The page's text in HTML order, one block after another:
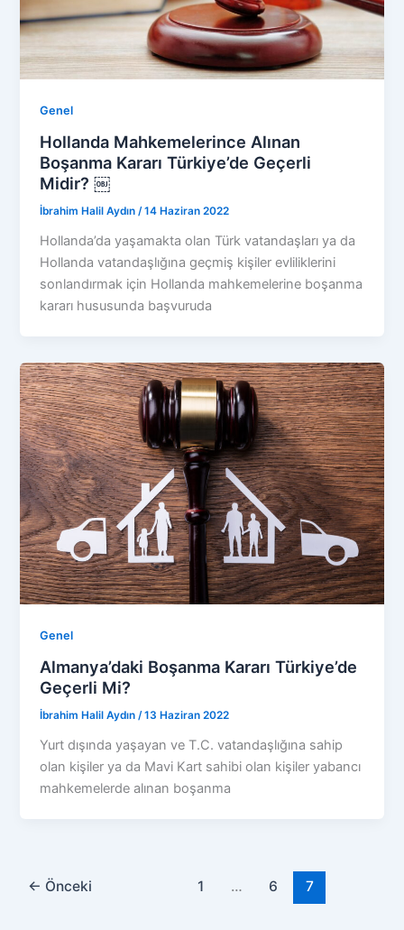
Genel
Hollanda Mahkemelerince Alınan
Boşanma Kararı Türkiye’de Geçerli
Midir? ￼
İbrahim Halil Aydın /14 Haziran 2022
Hollanda’da yaşamakta olan Türk vatandaşları ya da
Hollanda vatandaşlığına geçmiş kişiler evliliklerini
sonlandırmak için Hollanda mahkemelerine boşanma
kararı hususunda başvuruda
Genel
Almanya’daki Boşanma Kararı Türkiye’de
Geçerli Mi?
İbrahim Halil Aydın/13 Haziran 2022
Yurt dışında yaşayan ve T.C. vatandaşlığına sahip
olan kişiler ya da Mavi Kart sahibi olan kişiler yabancı
mahkemelerde alınan boşanma
← Önceki 1 … 6 7